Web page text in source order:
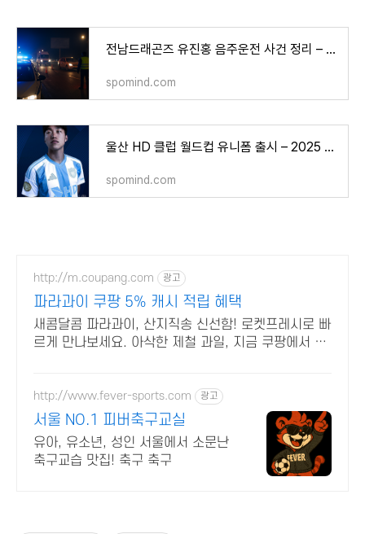
전남드래곤즈 유진홍 음주운전 사건 정리 – 구단 사과문·K리그 활동정지 조치까지
spomind.com
울산 HD 클럽 월드컵 유니폼 출시 – 2025 디자인 특징·출시일·국제 배송 정보까지
spomind.com
http://m.coupang.com 광고
파라과이 쿠팡 5% 캐시 적립 혜택
새콤달콤 파라과이, 산지직송 신선함! 로켓프레시로 빠
르게 만나보세요. 아삭한 제철 과일, 지금 쿠팡에서 당
http://www.fever-sports.com 광고
서울 NO.1 피버축구교실
유아, 유소년, 성인 서울에서 소문난
축구교습 맛집! 축구 축구